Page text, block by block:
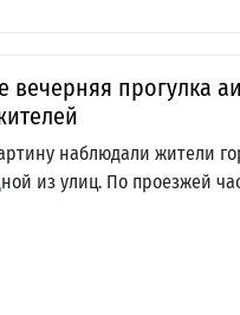
вечерняя прогулка
наблюдали жители
из улиц. По проезжей